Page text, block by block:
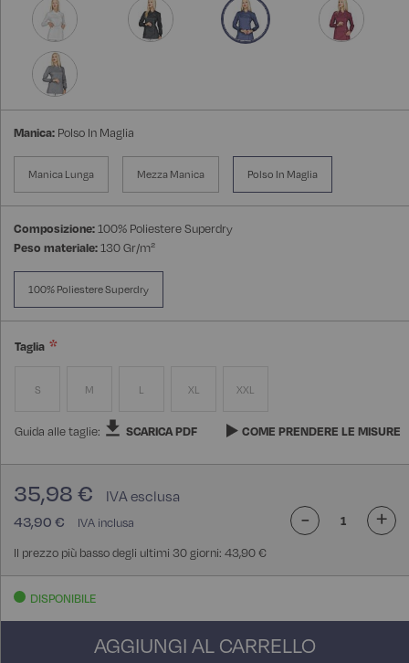
Manica: Polso In Maglia
Manica Lunga Mezza Manica Polso In Maglia
Composizione:100% Poliestere Superdry
Peso materiale:130 Gr/m²
100% Poliestere Superdry
Taglia
S M L XL XXL
Guida alle taglie: SCARICA PDF COME PRENDERE LE MISURE
43,90 €
35,98 €
Il prezzo più basso degli ultimi 30 giorni: 43,90 €
- +
DISPONIBILE
AGGIUNGI AL CARRELLO